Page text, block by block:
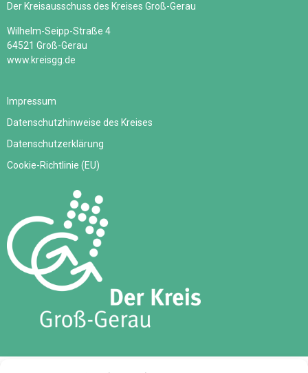
Der Kreisausschuss des Kreises Groß-Gerau
Wilhelm-Seipp-Straße 4
64521 Groß-Gerau
www.kreisgg.de
Impressum
Datenschutzhinweise des Kreises
Datenschutzerklärung
Cookie-Richtlinie (EU)